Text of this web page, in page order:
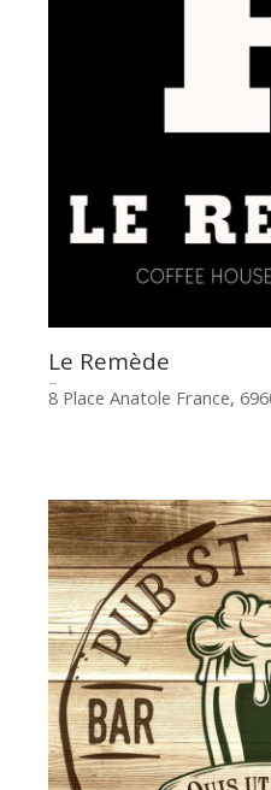
Le Remède
8 Place Anatole France,